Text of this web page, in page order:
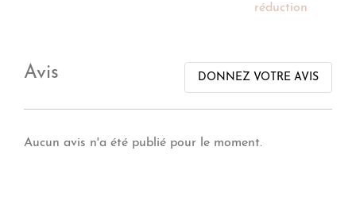
réduction
Avis DONNEZ VOTRE AVIS
Aucun avis n'a été publié pour le moment.